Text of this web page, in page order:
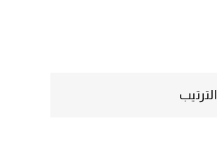
الترتيب